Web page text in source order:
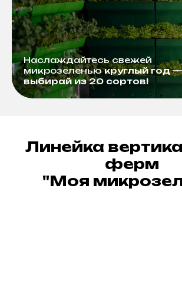
Наслаждайтесь свежей
микрозеленьюкруглый год —
выбирай из 20 сортов!
Линейка
ферм
"Моя